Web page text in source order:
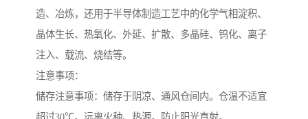
造、冶炼，还用于半导体制造工艺中的化学气相淀积、
晶体生长、热氧化、外延、扩散、多晶硅、钨化、离子
注入、载流、烧结等。
注意事项：
储存注意事项：储存于阴凉、通风仓间内。仓温不适宜